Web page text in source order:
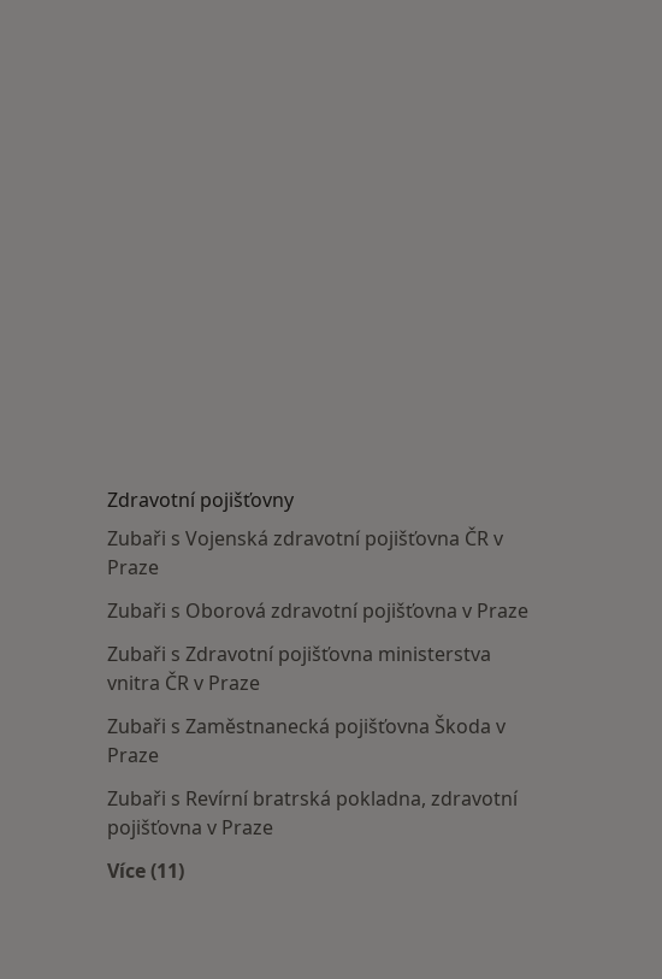
Zdravotní pojišťovny
Zubaři s Vojenská zdravotní pojišťovna ČR v
Praze
Zubaři s Oborová zdravotní pojišťovna v Praze
Zubaři s Zdravotní pojišťovna ministerstva
vnitra ČR v Praze
Zubaři s Zaměstnanecká pojišťovna Škoda v
Praze
Zubaři s Revírní bratrská pokladna, zdravotní
pojišťovna v Praze
Více (11)